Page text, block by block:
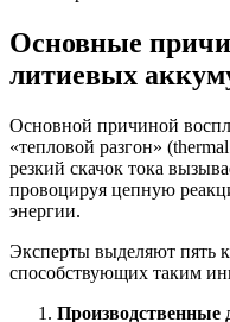
Основные
литиевых
Основной причиной
«тепловой разгон»
резкий скачок тока
провоцируя цепную
энергии.
Эксперты выделяют пять
способствующих таким
Производственные